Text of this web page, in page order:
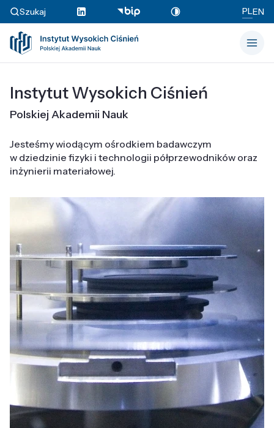
Szukaj PLEN
Instytut Wysokich Ciśnień
Polskiej Akademii Nauk
Jesteśmy wiodącym ośrodkiem badawczym
w dziedzinie fizyki i technologii półprzewodników oraz
inżynierii materiałowej.